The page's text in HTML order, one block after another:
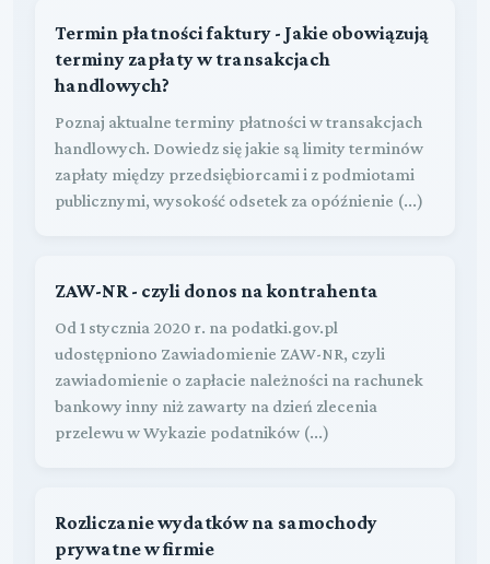
Termin płatności faktury - Jakie obowiązują
terminy zapłaty w transakcjach
handlowych?
Poznaj aktualne terminy płatności w transakcjach
handlowych. Dowiedz się jakie są limity terminów
zapłaty między przedsiębiorcami i z podmiotami
publicznymi, wysokość odsetek za opóźnienie (...)
ZAW-NR - czyli donos na kontrahenta
Od 1 stycznia 2020 r. na podatki.gov.pl
udostępniono Zawiadomienie ZAW-NR, czyli
zawiadomienie o zapłacie należności na rachunek
bankowy inny niż zawarty na dzień zlecenia
przelewu w Wykazie podatników (...)
Rozliczanie wydatków na samochody
prywatne w firmie